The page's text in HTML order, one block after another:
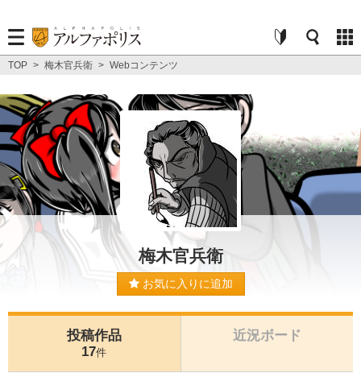
TOP > 梅木官兵衛 > Webコンテンツ
梅木官兵衛
お気に入りに追加
投稿作品
17件
近況ボード